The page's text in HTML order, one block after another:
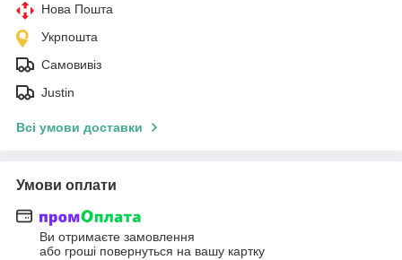
Нова Пошта
Укрпошта
Самовивіз
Justin
Всі умови доставки
Умови оплати
Ви отримаєте замовлення
або гроші повернуться на вашу картку